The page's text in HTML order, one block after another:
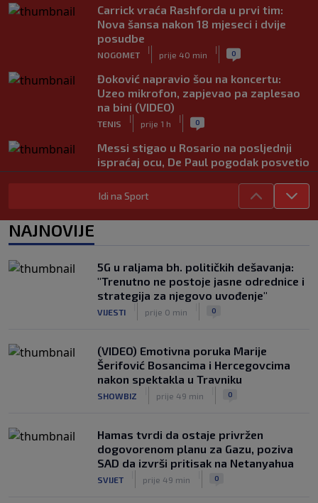
Carrick vraća Rashforda u prvi tim:
Nova šansa nakon 18 mjeseci i dvije
posudbe
NOGOMET
|
prije 40 min
| 0
Đoković napravio šou na koncertu:
Uzeo mikrofon, zapjevao pa zaplesao
na bini (VIDEO)
TENIS
|
prije 1 h
| 0
Messi stigao u Rosario na posljednji
ispraćaj ocu, De Paul pogodak posvetio
porodici (VIDEO)
NOGOMET
Maldini otkrio šta se dešavalo iza
kulisa nakon slučaja Pirlo: "Povjerenje
više ne postoji"
Idi na Sport
NAJNOVIJE
5G u raljama bh. političkih dešavanja:
"Trenutno ne postoje jasne odrednice i
strategija za njegovo uvođenje"
VIJESTI prije 0 min 0
(VIDEO) Emotivna poruka Marije
Šerifović Bosancima i Hercegovcima
nakon spektakla u Travniku
SHOWBIZ prije 49 min 0
Hamas tvrdi da ostaje privržen
dogovorenom planu za Gazu, poziva
SAD da izvrši pritisak na Netanyahua
SVIJET prije 49 min 0